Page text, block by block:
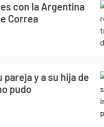
con la Argentina
Correa
y a su hija de
pudo